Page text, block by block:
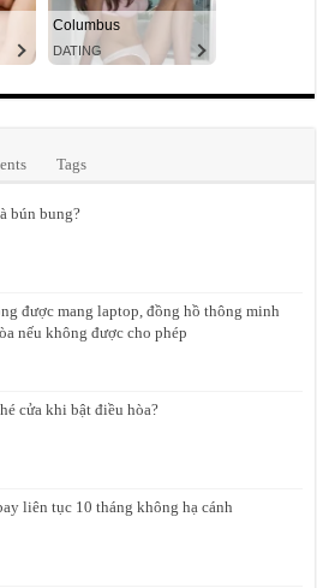
Tags
bún bung?
được mang laptop, đồng hồ thông minh
nếu không được cho phép
cửa khi bật điều hòa?
liên tục 10 tháng không hạ cánh